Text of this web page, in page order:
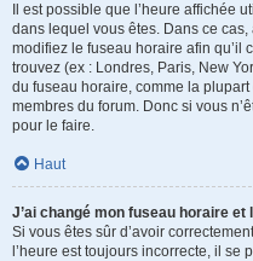
Il est possible que l’heure affichée
dans lequel vous êtes. Dans ce cas,
modifiez le fuseau horaire afin qu’il
trouvez (ex : Londres, Paris, New
du fuseau horaire, comme la plupart
membres du forum. Donc si vous
pour le faire.
Haut
J’ai changé mon fuseau horaire
Si vous êtes sûr d’avoir
l’heure est toujours incorrecte, il se